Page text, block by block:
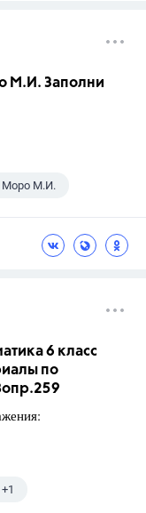
М.И. Заполни
Моро М.И.
6 класс
по
+1